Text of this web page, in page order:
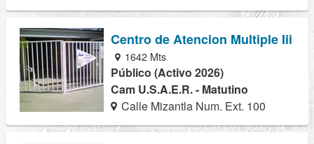
Centro de Atencion Multiple Iii
1642 Mts
Público (Activo 2026)
Cam U.S.A.E.R. - Matutino
Calle Mizantla Num. Ext. 100